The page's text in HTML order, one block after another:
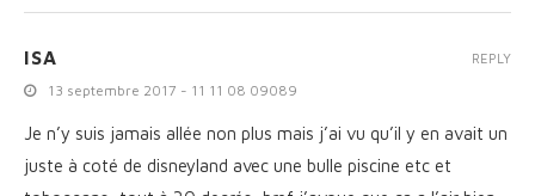
ISA
13 septembre 2017 - 11 11 08 09089
Je n’y suis jamais allée non plus mais j’ai vu qu’il y en avait un
juste à coté de disneyland avec une bulle piscine etc et
REPLY